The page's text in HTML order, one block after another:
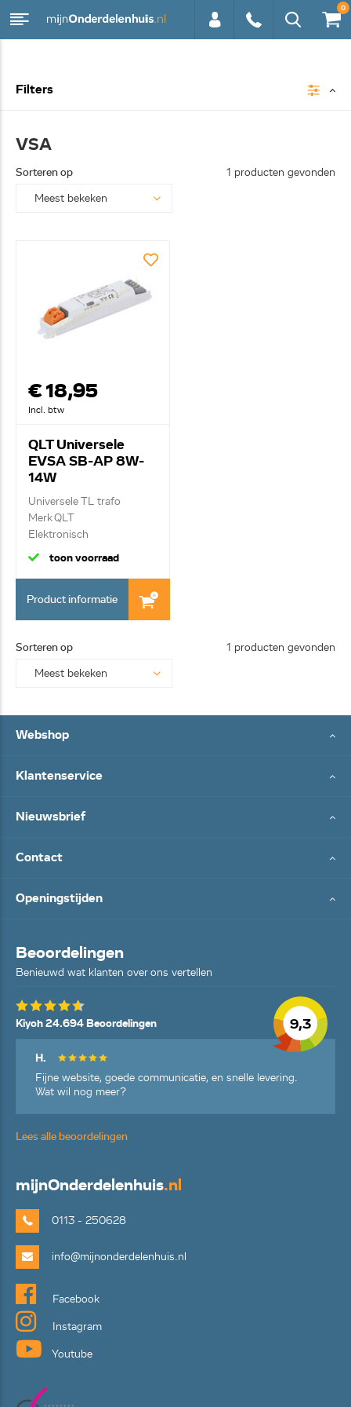
0
Filters
VSA
Sorteren op 1 producten gevonden
€ 18,95
Incl. btw
QLT Universele
EVSA SB-AP 8W-
14W
Universele TL trafo
Merk QLT
Elektronisch
voorschakelapp...
toon voorraad
Product informatie
Sorteren op 1 producten gevonden
Webshop
Klantenservice
Nieuwsbrief
Contact
Openingstijden
Beoordelingen
Benieuwd wat klanten over ons vertellen
9,3
Kiyoh 24.694 Beoordelingen
H.
Fijne website, goede communicatie, en snelle levering.
Wat wil nog meer?
Lees alle beoordelingen
mijnOnderdelenhuis.nl
0113 - 250628
info@mijnonderdelenhuis.nl
Facebook
Instagram
Youtube